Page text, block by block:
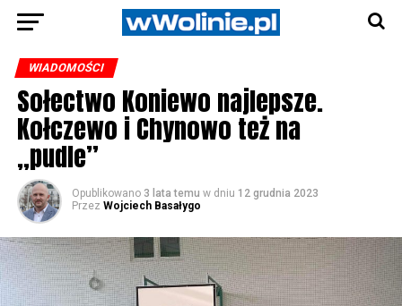
WIADOMOŚCI
Sołectwo Koniewo najlepsze.
Kołczewo i Chynowo też na
„pudle”
Opublikowano 3 lata temu w dniu 12 grudnia 2023
Przez Wojciech Basałygo